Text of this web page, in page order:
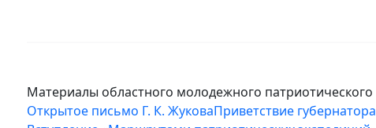
Материалы областного молодежного
Открытое письмо Г. К. ЖуковаПриветствие